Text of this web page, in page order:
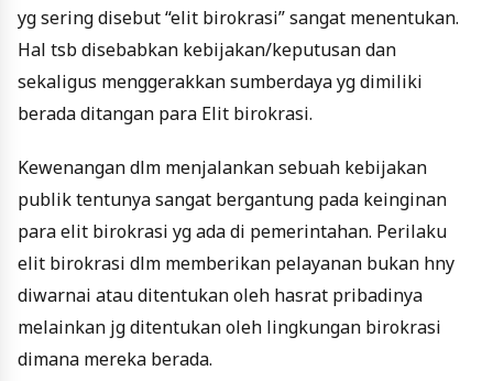
yg sering disebut “elit birokrasi” sangat menentukan.
Hal tsb disebabkan kebijakan/keputusan dan
sekaligus menggerakkan sumberdaya yg dimiliki
berada ditangan para Elit birokrasi.
Kewenangan dlm menjalankan sebuah kebijakan
publik tentunya sangat bergantung pada keinginan
para elit birokrasi yg ada di pemerintahan. Perilaku
elit birokrasi dlm memberikan pelayanan bukan hny
diwarnai atau ditentukan oleh hasrat pribadinya
melainkan jg ditentukan oleh lingkungan birokrasi
dimana mereka berada.